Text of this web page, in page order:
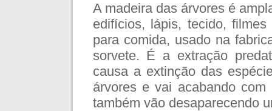
A madeira das árvores é
edifícios, lápis, tecido,
para comida, usado na
sorvete. É a extração
causa a extinção das
árvores e vai acabando
também vão desaparecendo